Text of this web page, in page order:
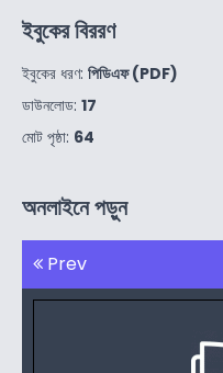
ইবুকের বিররণ
ইবুকের ধরণ: পিডিএফ (PDF)
ডাউনলোড: 17
মোট পৃষ্ঠা: 64
অনলাইনে পড়ুন
Prev